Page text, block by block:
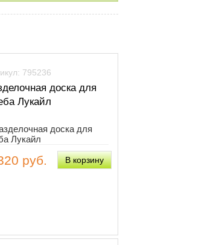
795236
доска для
Лукайл
руб.